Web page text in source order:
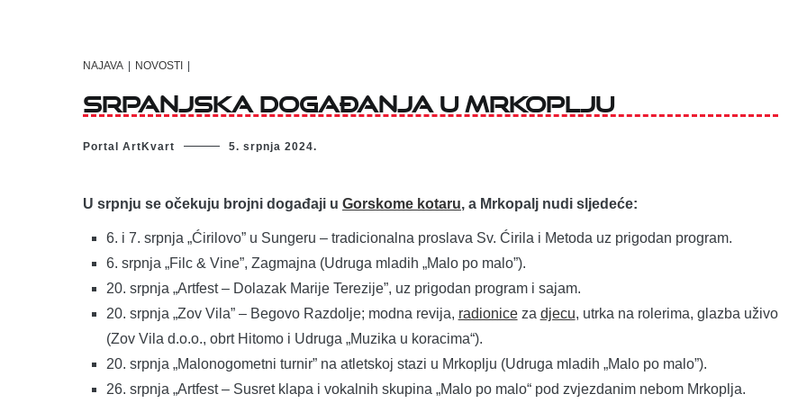
NAJAVA NOVOSTI
Srpanjska događanja u Mrkoplju
Portal ArtKvart 5. srpnja 2024.
U srpnju se očekuju brojni događaji u Gorskome kotaru, a Mrkopalj nudi sljedeće:
6. i 7. srpnja „Ćirilovo” u Sungeru – tradicionalna proslava Sv. Ćirila i Metoda uz prigodan program.
6. srpnja „Filc & Vine”, Zagmajna (Udruga mladih „Malo po malo”).
20. srpnja „Artfest – Dolazak Marije Terezije”, uz prigodan program i sajam.
20. srpnja „Zov Vila” – Begovo Razdolje; modna revija, radioniceza djecu, utrka na rolerima, glazba uživo
(Zov Vila d.o.o., obrt Hitomo i Udruga „Muzika u koracima“).
20. srpnja „Malonogometni turnir” na atletskoj stazi u Mrkoplju (Udruga mladih „Malo po malo”).
26. srpnja „Artfest – Susret klapa i vokalnih skupina „Malo po malo“ pod zvjezdanim nebom Mrkoplja.